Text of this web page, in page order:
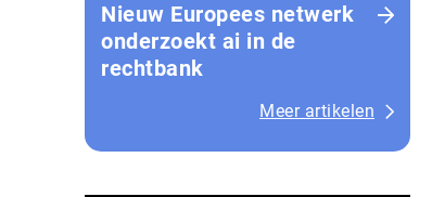
Nieuw Europees netwerk
onderzoekt ai in de
rechtbank
Meer artikelen